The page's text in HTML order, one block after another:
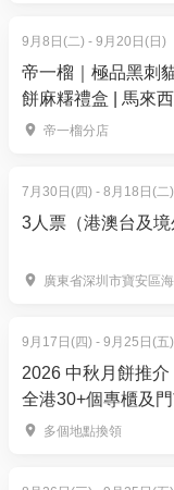
地點：九龍灣
班組比例: 2:10
*已包括器材借用
9月8日(二) - 9月20日(日)
帝一榴｜極品黑刺
餅麻糬禮盒 | 馬來
帝一榴分店
7月30日(四) - 8月18日(二)
3人票（港澳台及
廣東省深圳市寶安區
9月17日(四) - 9月25日(五)
2026 中秋月餅推介
全港30+個專櫃及
多個地點換領